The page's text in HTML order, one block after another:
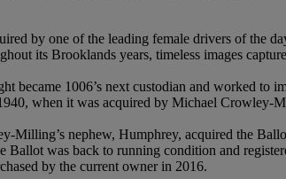
by one of the leading female drivers of the
its Brooklands years, timeless images
became 1006’s next custodian and worked
when it was acquired by Michael Crowley-
Milling’s nephew, Humphrey, acquired the
Ballot was back to running condition and
by the current owner in 2016.